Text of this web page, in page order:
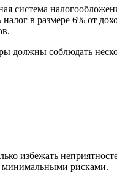
система
в размере 6% от
должны соблюдать
избежать
минимальными рисками.